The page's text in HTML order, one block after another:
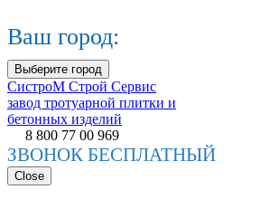
Ваш город:
Выберите город
СистроМ Строй Сервис
завод тротуарной плитки и
бетонных изделий
8 800 77 00 969
ЗВОНОК БЕСПЛАТНЫЙ
Close